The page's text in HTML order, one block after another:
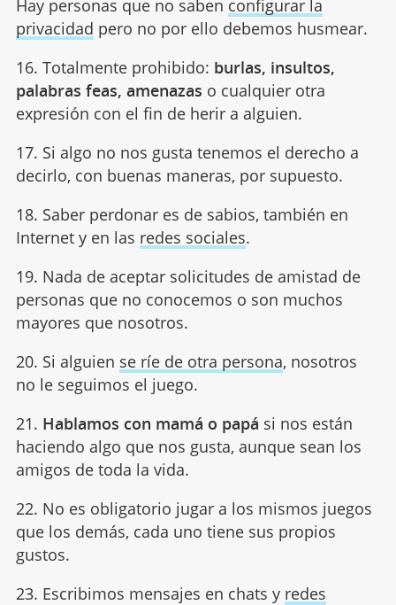
Hay personas que no saben configurar la
privacidad pero no por ello debemos husmear.
16. Totalmente prohibido: burlas, insultos,
palabras feas, amenazas o cualquier otra
expresión con el fin de herir a alguien.
17. Si algo no nos gusta tenemos el derecho a
decirlo, con buenas maneras, por supuesto.
18. Saber perdonar es de sabios, también en
Internet y en las redes sociales.
19. Nada de aceptar solicitudes de amistad de
personas que no conocemos o son muchos
mayores que nosotros.
20. Si alguien se ríe de otra persona, nosotros
no le seguimos el juego.
21. Hablamos con mamá o papá si nos están
haciendo algo que nos gusta, aunque sean los
amigos de toda la vida.
22. No es obligatorio jugar a los mismos juegos
que los demás, cada uno tiene sus propios
gustos.
23. Escribimos mensajes en chats y redes